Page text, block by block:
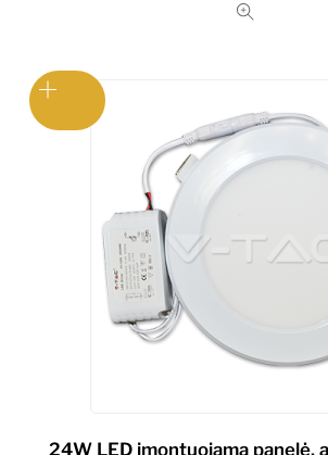
24W LED įmontuojama panelė,